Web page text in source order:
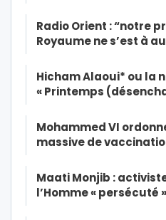
Radio Orient : “notre
Royaume ne s’est à
Hicham Alaoui* ou la
« Printemps
Mohammed VI
massive de
Maati Monjib :
l’Homme « persécuté